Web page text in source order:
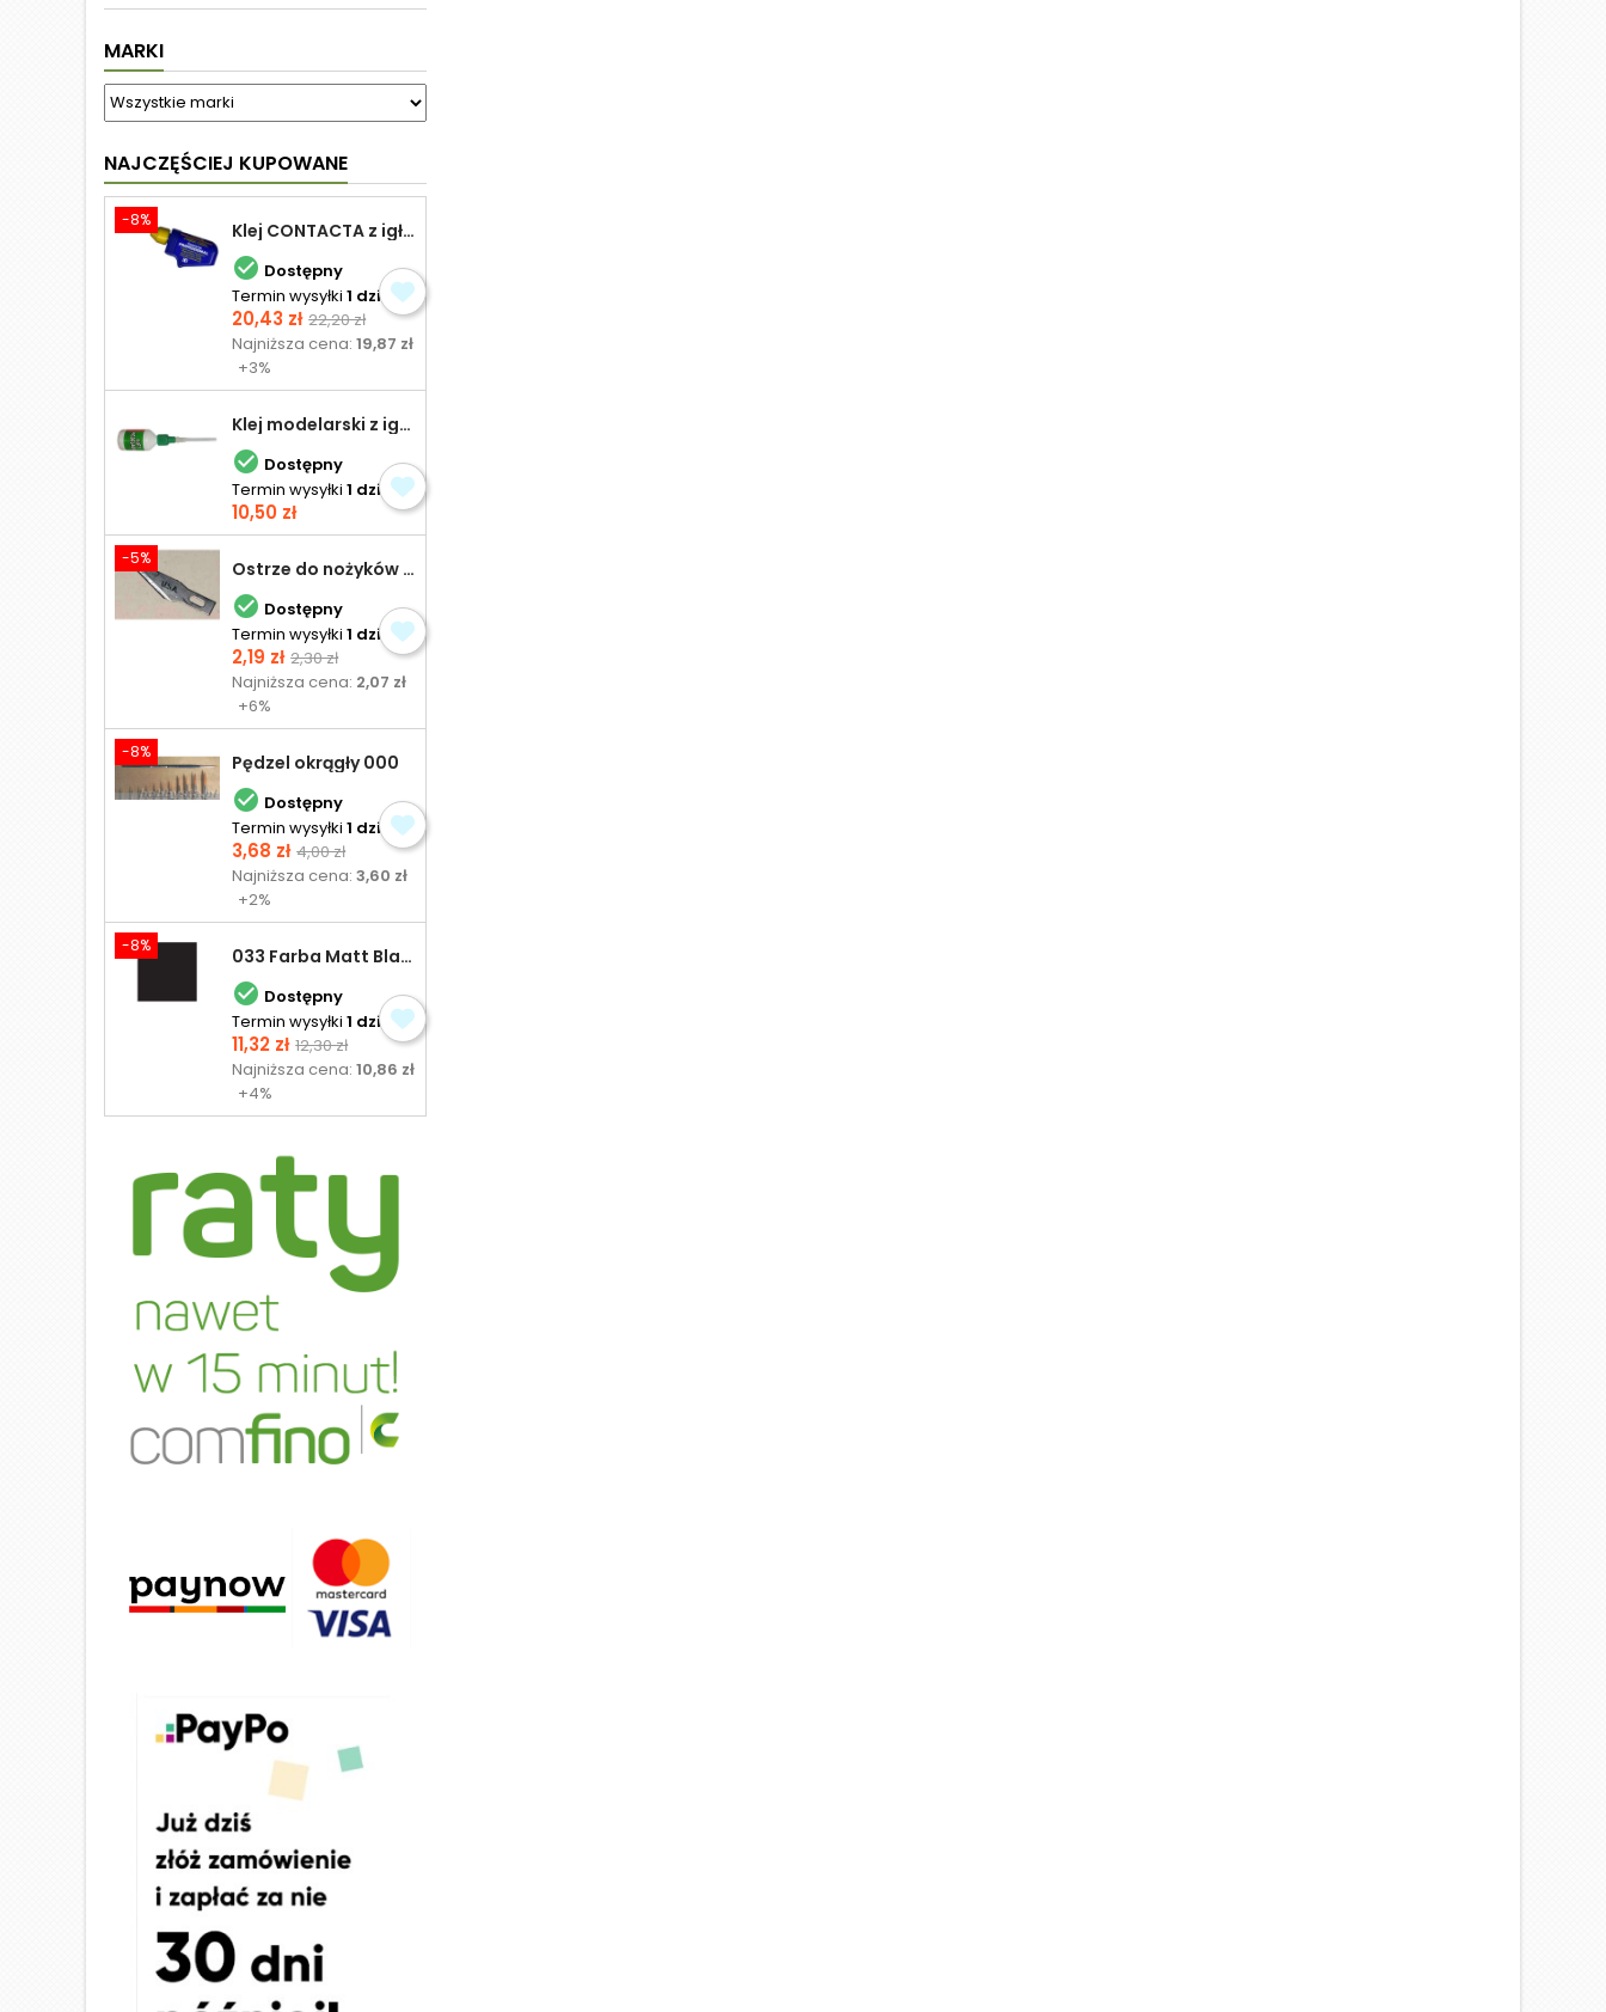
MARKI
NAJCZĘŚCIEJ KUPOWANE
-8% Klej CONTACTA z igłą do plastiku 25,0 g
 Dostępny
Termin wysyłki 1 dzień
Cena
20,43 zł Cena
podstawowa
22,20 zł
Najniższa cena:19,87 zł
+3%
Klej modelarski z igłą 30 ml
 Dostępny
Termin wysyłki 1 dzień
Cena
10,50 zł
-5% Ostrze do nożyków Excel
 Dostępny
Termin wysyłki 1 dzień
Cena
2,19 zł Cena
podstawowa
2,30 zł
Najniższa cena: 2,07 zł
+6%
-8% Pędzel okrągły 000
 Dostępny
Termin wysyłki 1 dzień
Cena
3,68 zł Cena
podstawowa
4,00 zł
Najniższa cena:3,60 zł
+2%
-8% 033 Farba Matt Black - olejna
 Dostępny
Termin wysyłki 1 dzień
Cena
11,32 zł Cena
podstawowa
12,30 zł
Najniższa cena:10,86 zł
+4%